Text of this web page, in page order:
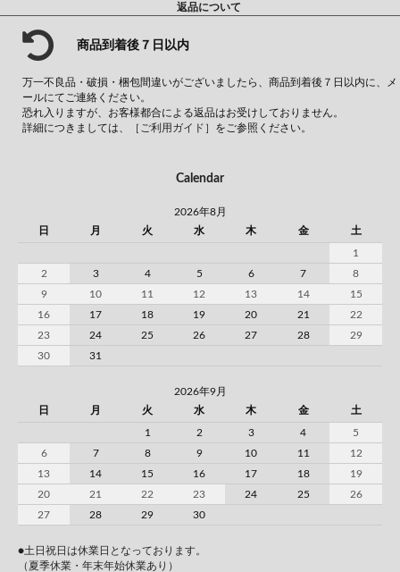
返品について
商品到着後７日以内
万一不良品・破損・梱包間違いがございましたら、商品到着後７日以内に、メ
ールにてご連絡ください。
恐れ入りますが、お客様都合による返品はお受けしておりません。
詳細につきましては、
［ご利用ガイド］ をご参照ください。
Calendar
2026年8月
日
月 火 水 木 金 土
1
2
3 4 5 6 7
8
9
10 11 12 13 14
15
16
17 18 19 20 21
22
23
24 25 26 27 28
29
30
31
2026年9月
日
月 火 水 木 金 土
1 2 3 4
5
6
7 8 9 10 11
12
13
14 15 16 17 18
19
20
21 22 23 24 25
26
27
28 29 30
●土日祝日は休業日となっております。
（夏季休業・年末年始休業あり）